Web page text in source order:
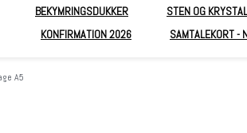
BEKYMRINGSDUKKER
STEN OG
KONFIRMATION 2026
SAMTALEKORT
A5